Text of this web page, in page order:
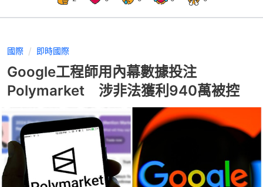
國際 即時國際
Google工程師用內幕數據投注
Polymarket 涉非法獲利940萬被控